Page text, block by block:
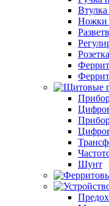
Втулка
Ножки
Феррит
Шунт